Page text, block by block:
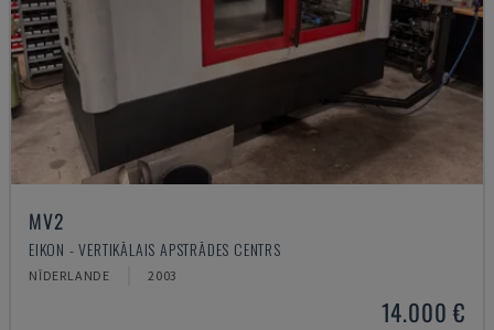
MV2
EIKON - VERTIKĀLAIS APSTRĀDES CENTRS
NĪDERLANDE 2003
14.000 €